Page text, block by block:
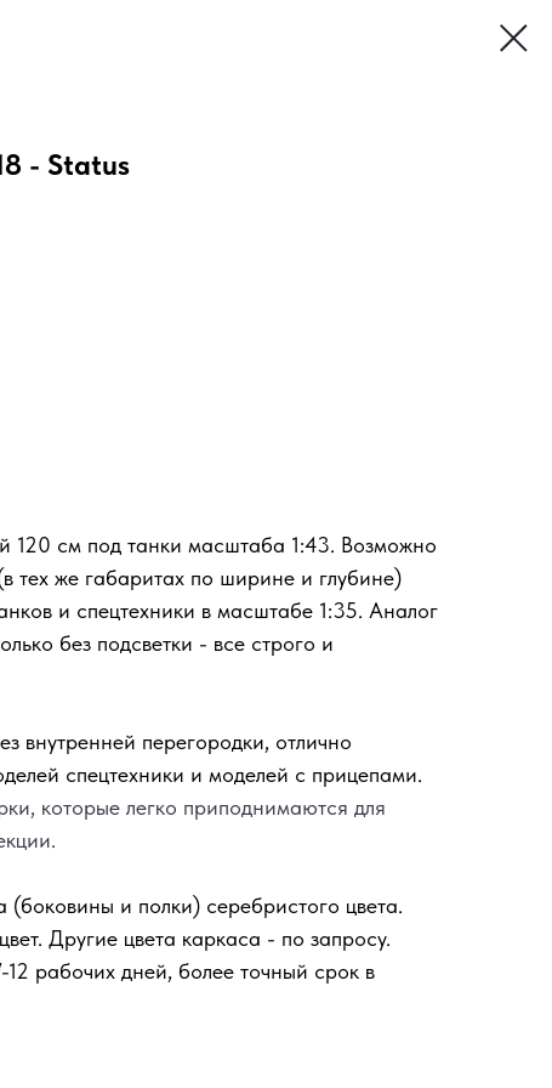
- Status
120 см под танки масштаба 1:43. Возможно
тех же габаритах по ширине и глубине)
и спецтехники в масштабе 1:35. Аналог
без подсветки - все строго и
внутренней перегородки, отлично
спецтехники и моделей с прицепами.
которые легко приподнимаются для
(боковины и полки) серебристого цвета.
Другие цвета каркаса - по запросу.
12 рабочих дней, более точный срок в